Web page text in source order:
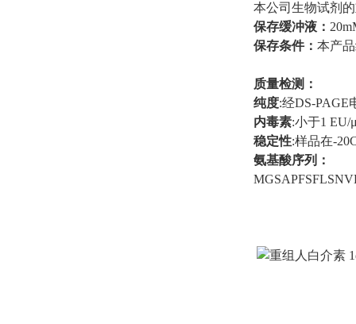
本公司生物试剂
保存缓冲液：
保存条件： 本产
质量检测：
纯度:经DS-PAGE
内毒素:小于1 EU/
稳定性:样品在-
氨基酸序列：